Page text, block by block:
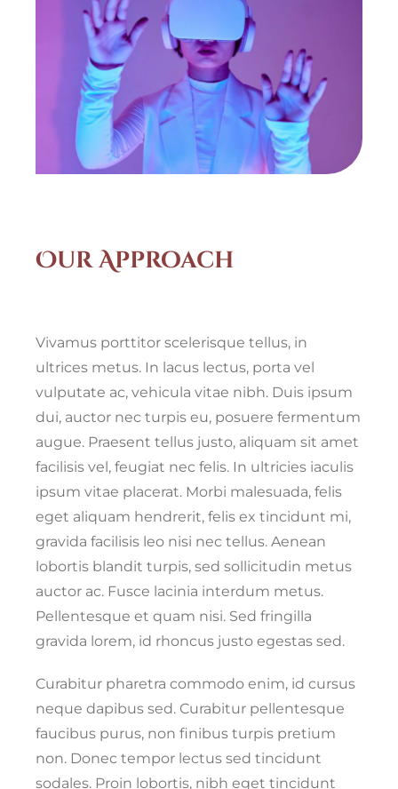
Our Approach
Vivamus porttitor scelerisque tellus, in
ultrices metus. In lacus lectus, porta vel
vulputate ac, vehicula vitae nibh. Duis ipsum
dui, auctor nec turpis eu, posuere fermentum
augue. Praesent tellus justo, aliquam sit amet
facilisis vel, feugiat nec felis. In ultricies iaculis
ipsum vitae placerat. Morbi malesuada, felis
eget aliquam hendrerit, felis ex tincidunt mi,
gravida facilisis leo nisi nec tellus. Aenean
lobortis blandit turpis, sed sollicitudin metus
auctor ac. Fusce lacinia interdum metus.
Pellentesque et quam nisi. Sed fringilla
gravida lorem, id rhoncus justo egestas sed.
Curabitur pharetra commodo enim, id cursus
neque dapibus sed. Curabitur pellentesque
faucibus purus, non finibus turpis pretium
non. Donec tempor lectus sed tincidunt
sodales. Proin lobortis, nibh eget tincidunt